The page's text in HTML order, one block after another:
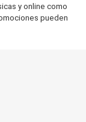
y online como
pueden